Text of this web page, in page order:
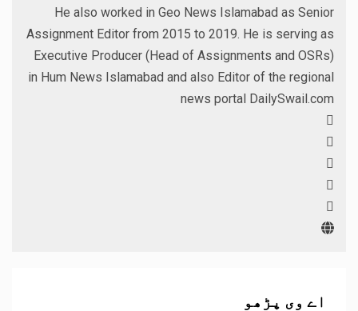
He also worked in Geo News Islamabad as Senior
Assignment Editor from 2015 to 2019. He is serving as
Executive Producer (Head of Assignments and OSRs)
in Hum News Islamabad and also Editor of the regional
news portal DailySwail.com
اے وی پڑھو